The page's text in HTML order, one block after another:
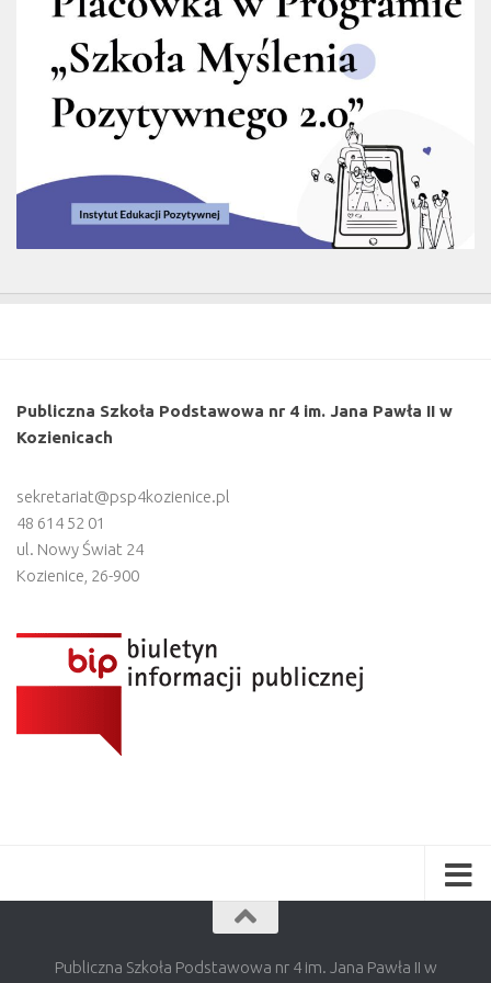
Publiczna Szkoła Podstawowa nr 4 im. Jana Pawła II w
Kozienicach
sekretariat@psp4kozienice.pl
48 614 52 01
ul. Nowy Świat 24
Kozienice 26-900
Publiczna Szkoła Podstawowa nr 4 im. Jana Pawła II w